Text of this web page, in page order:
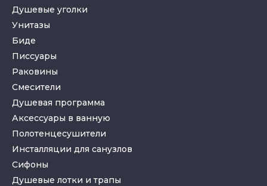
Душевые уголки
Унитазы
Биде
Писсуары
Раковины
Смесители
Душевая программа
Аксессуары в ванную
Полотенцесушители
Инсталляции для санузлов
Cифоны
Душевые лотки и трапы